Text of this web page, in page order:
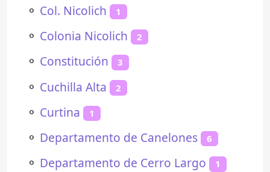
⚬ Col. Nicolich 1
⚬ Colonia Nicolich 2
⚬ Constitución 3
⚬ Cuchilla Alta 2
⚬ Curtina 1
⚬ Departamento de Canelones 6
⚬ Departamento de Cerro Largo 1